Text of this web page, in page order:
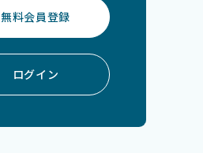
無料会員登録
ログイン